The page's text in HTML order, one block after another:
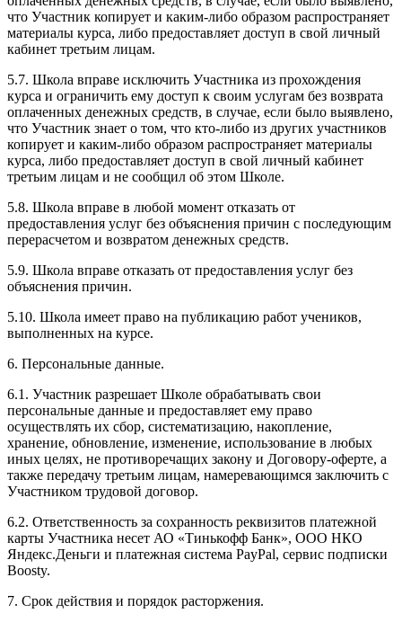
что Участник копирует и каким-либо образом распространяет
материалы курса, либо предоставляет доступ в свой личный
кабинет третьим лицам.
5.7. Школа вправе исключить Участника из прохождения
курса и ограничить ему доступ к своим услугам без возврата
оплаченных денежных средств, в случае, если было выявлено,
что Участник знает о том, что кто-либо из других участников
копирует и каким-либо образом распространяет материалы
курса, либо предоставляет доступ в свой личный кабинет
третьим лицам и не сообщил об этом Школе.
5.8. Школа вправе в любой момент отказать от
предоставления услуг без объяснения причин с последующим
перерасчетом и возвратом денежных средств.
5.9. Школа вправе отказать от предоставления услуг без
объяснения причин.
5.10. Школа имеет право на публикацию работ учеников,
выполненных на курсе.
6. Персональные данные.
6.1. Участник разрешает Школе обрабатывать свои
персональные данные и предоставляет ему право
осуществлять их сбор, систематизацию, накопление,
хранение, обновление, изменение, использование в любых
иных целях, не противоречащих закону и Договору-оферте, а
также передачу третьим лицам, намеревающимся заключить с
Участником трудовой договор.
6.2. Ответственность за сохранность реквизитов платежной
карты Участника несет АО «Тинькофф Банк», ООО НКО
Яндекс.Деньги и платежная система PayPal, сервис подписки
Boosty.
7. Срок действия и порядок расторжения.